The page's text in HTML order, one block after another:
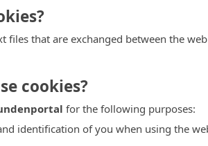
files that are exchanged between the
cookies?
for the following purposes:
identification of you when using the